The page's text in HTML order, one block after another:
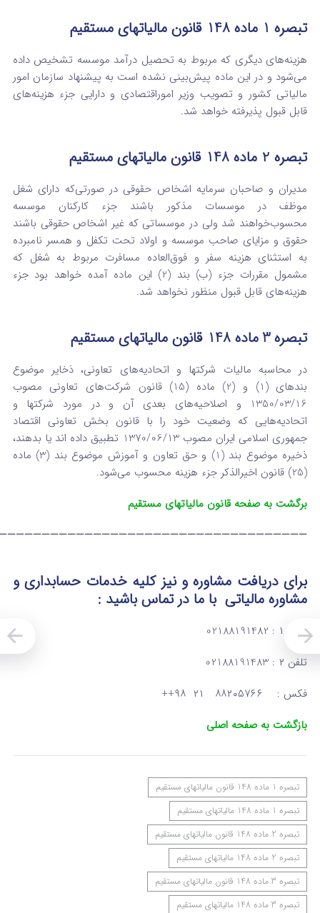
‌تبصره ‌1 ماده 148 قانون مالیاتهای مستقیم
هزینه‌های دیگری که مربوط به تحصیل درآمد موسسه تشخیص داده
می‌شود و در این ماده پیش‌بینی نشده است به پیشنهاد سازمان امور
مالیاتی کشور و تصویب وزیر امور‌اقتصادی و دارایی جزء هزینه‌های
قابل قبول پذیرفته خواهد شد.
‌تبصره ‌2 ماده 148 قانون مالیاتهای مستقیم
مدیران و صاحبان سرمایه اشخاص حقوقی در صورتی‌که دارای شغل
موظف در موسسات مذکور باشند جزء کارکنان موسسه
محسوب‌خواهند شد ولی در موسساتی که غیر اشخاص حقوقی باشند
حقوق و مزایای صاحب موسسه و اولاد تحت تکفل و همسر نامبرده
به استثنای هزینه‌ سفر و فوق‌العاده مسافرت مربوط به شغل که
مشمول مقررات جزء (ب) بند (2) این ماده آمده خواهد بود جزء
هزینه‌های قابل قبول منظور نخواهد شد.
‌تبصره ‌3 ماده 148 قانون مالیاتهای مستقیم
در محاسبه مالیات شرکتها و اتحادیه‌های تعاونی، ذخایر موضوع
بندهای (1) و (2) ماده‌ (15) قانون شرکت‌های تعاونی مصوب
1350/03/16 و ‌اصلاحیه‌های بعدی آن و در مورد شرکتها و
اتحادیه‌هایی که وضعیت خود را با قانون بخش تعاونی اقتصاد
جمهوری اسلامی ایران مصوب 1370/06/13 تطبیق داده­ اند یا بدهند،
ذخیره موضوع بند (1) و حق تعاون و آموزش موضوع بند (3) ماده
‌(25) قانون اخیرالذکر جزء هزینه محسوب ‌می‌شود.
برگشت به صفحه قانون مالیاتهای مستقیم
برای دریافت مشاوره و نیز کلیه خدمات حسابداری و
مشاوره مالیاتیبا ما در تماسباشید :
تلفن ۱ : 02188191482
تلفن ۲ : 02188191483
فکس : ۸۸۲۰۵۷۶۶ ۲۱ ۹۸++
بازگشت به صفحه اصلی
‌تبصره ‌1 ماده 148 قانون مالیاتهای مستقیم
‌تبصره ‌1 ماده 148 مالیاتهای مستقیم
‌تبصره ‌2 ماده 148 قانون مالیاتهای مستقیم
‌تبصره ‌2 ماده 148 مالیاتهای مستقیم
‌تبصره ‌3 ماده 148 قانون مالیاتهای مستقیم
‌تبصره ‌3 ماده 148 مالیاتهای مستقیم